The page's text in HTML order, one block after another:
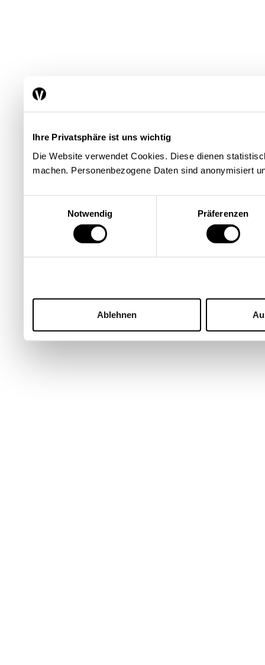
Ihre Privatsphäre ist uns wichtig
Die Website verwendet Cookies. Diese dienen
machen. Personenbezogene Daten sind anonymisiert
Notwendig
Präferenzen
Ablehnen